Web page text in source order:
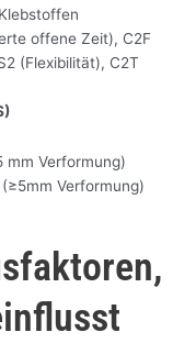
offene Zeit), C2F
(Flexibilität), C2T
mm Verformung)
Verformung)